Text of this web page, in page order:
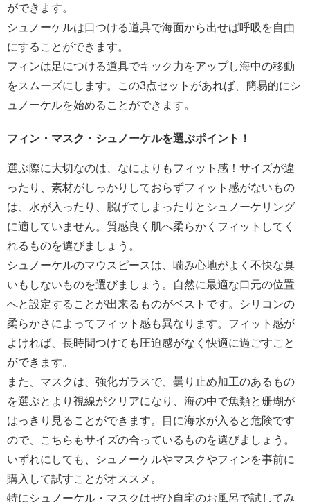
ができます。
シュノーケルは口つける道具で海面から出せば呼吸を自由
にすることができます。
フィンは足につける道具でキック力をアップし海中の移動
をスムーズにします。この3点セットがあれば、簡易的にシ
ュノーケルを始めることができます。
フィン・マスク・シュノーケルを選ぶポイント！
選ぶ際に大切なのは、なによりもフィット感！サイズが違
ったり、素材がしっかりしておらずフィット感がないもの
は、水が入ったり、脱げてしまったりとシュノーケリング
に適していません。質感良く肌へ柔らかくフィットしてく
れるものを選びましょう。
シュノーケルのマウスピースは、噛み心地がよく不快な臭
いもしないものを選びましょう。自然に最適な口元の位置
へと設定することが出来るものがベストです。シリコンの
柔らかさによってフィット感も異なります。フィット感が
よければ、長時間つけても圧迫感がなく快適に過ごすこと
ができます。
また、マスクは、強化ガラスで、曇り止め加工のあるもの
を選ぶとより視線がクリアになり、海の中で魚類と珊瑚が
はっきり見ることができます。目に海水が入ると危険です
ので、こちらもサイズの合っているものを選びましょう。
いずれにしても、シュノーケルやマスクやフィンを事前に
購入して試すことがオススメ。
特にシュノーケル・マスクはぜひ自宅のお風呂で試してみ